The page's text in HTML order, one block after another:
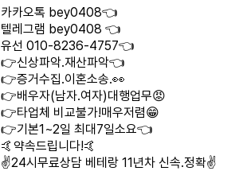
카카오톡 bey0408👈
텔레그램 bey0408 👈
유선 010-8236-4757👈
👉신상파악.재산파악👈
👉증거수집.이혼소송.👀
👉배우자(남자.여자)대행업무😡
👉타업체 비교불가!매우저렴😁
👉기본1~2일 최대7일소요👈
🤙약속드립니다!🤙
✌️24시무료상담 베테랑 11년차 신속.정확✌️